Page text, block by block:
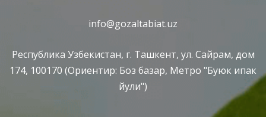
info@gozaltabiat.uz
Республика Узбекистан, г. Ташкент, ул. Сайрам, дом
174, 100170 (Ориентир: Боз базар, Метро "Буюк ипак
йули")